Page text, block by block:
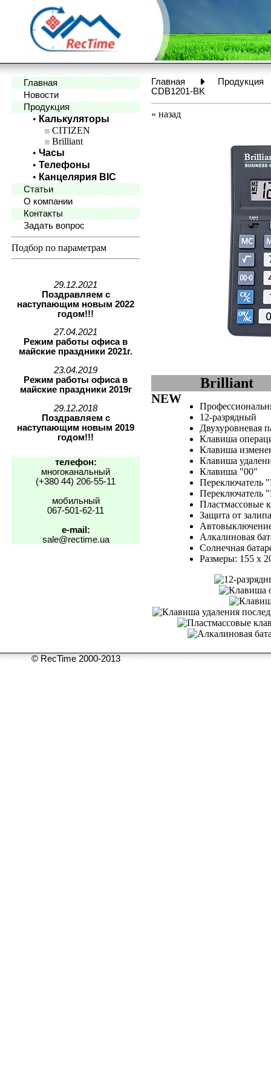
Главная
Новости
Продукция
• Калькуляторы
CITIZEN
Brilliant
• Часы
• Телефоны
• Канцелярия BIC
Статьи
О компании
Контакты
Задать вопрос
Подбор по параметрам
29.12.2021
Поздравляем с
наступающим новым 2022
годом!!!
27.04.2021
Режим работы офиса в
майские праздники 2021г.
23.04.2019
Режим работы офиса в
майские праздники 2019г
29.12.2018
Поздравляем с
наступающим новым 2019
годом!!!
телефон:
многоканальный
(+380 44) 206-55-11
мобильный
067-501-62-11
e-mail:
sale@rectime.ua
Главная
Продукция
CDB1201-BK
« назад
Brilliant
NEW
12-разрядный
Двухуровневая
Клавиша
Клавиша
Клавиша
Клавиша "00"
Переключатель
Переключатель
Пластмассовые
Защита от
Алкалиновая
Солнечная
Размеры: 155 x
© RecTime 2000-2013